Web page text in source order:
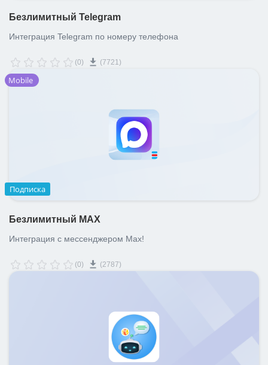
Безлимитный Telegram
Интеграция Telegram по номеру телефона
(0) (7721)
Mobile
Подписка
Безлимитный MAX
Интеграция с мессенджером Max!
(0) (2787)